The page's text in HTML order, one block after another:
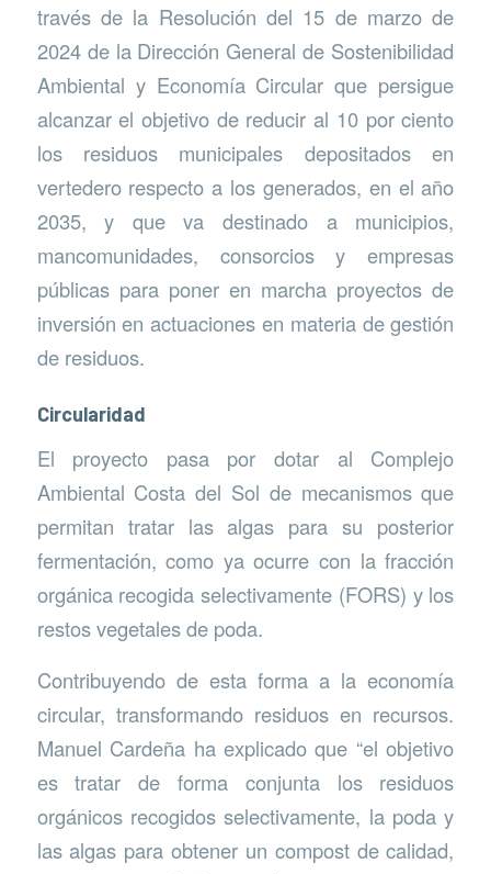
través de la Resolución del 15 de marzo de
2024 de la Dirección General de Sostenibilidad
Ambiental y Economía Circular que persigue
alcanzar el objetivo de reducir al 10 por ciento
los residuos municipales depositados en
vertedero respecto a los generados, en el año
2035, y que va destinado a municipios,
mancomunidades, consorcios y empresas
públicas para poner en marcha proyectos de
inversión en actuaciones en materia de gestión
de residuos.
Circularidad
El proyecto pasa por dotar al Complejo
Ambiental Costa del Sol de mecanismos que
permitan tratar las algas para su posterior
fermentación, como ya ocurre con la fracción
orgánica recogida selectivamente (FORS) y los
restos vegetales de poda.
Contribuyendo de esta forma a la economía
circular, transformando residuos en recursos.
Manuel Cardeña ha explicado que “el objetivo
es tratar de forma conjunta los residuos
orgánicos recogidos selectivamente, la poda y
las algas para obtener un compost de calidad,